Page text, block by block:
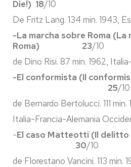
Die!) 18/10
De Fritz Lang. 134 min. 1943,
-La marcha sobre Roma (La
Roma)
23/
de Dino Risi. 87 min. 1962,
-El conformista (Il
25/
de Bernardo Bertolucci. 111 min.
Italia-Francia-Alemania
-El caso Matteotti (Il
30/10
de Florestano Vancini. 113 min.